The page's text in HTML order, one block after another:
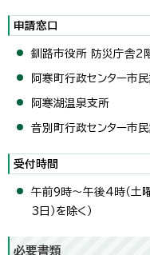
申請窓口
釧路市役所 防災庁舎2
阿寒町行政センター市
阿寒湖温泉支所
音別町行政センター市
受付時間
午前9時～午後4時（土
3日）を除く）
必要書類